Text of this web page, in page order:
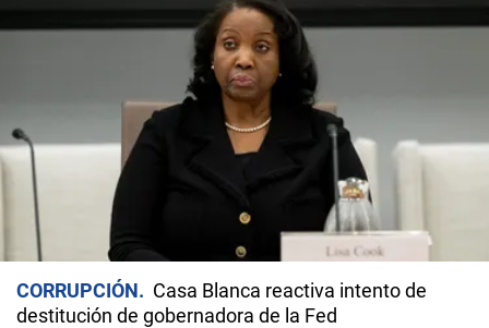
CORRUPCIÓN
Casa Blanca reactiva intento de
destitución de gobernadora de la Fed